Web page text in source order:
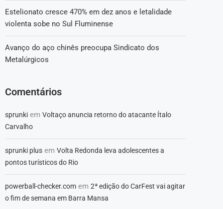
Estelionato cresce 470% em dez anos e letalidade
violenta sobe no Sul Fluminense
Avanço do aço chinês preocupa Sindicato dos
Metalúrgicos
Comentários
sprunki em Voltaço anuncia retorno do atacante Ítalo
Carvalho
sprunki plus em Volta Redonda leva adolescentes a
pontos turísticos do Rio
powerball-checker.com em 2ª edição do CarFest vai agitar
o fim de semana em Barra Mansa